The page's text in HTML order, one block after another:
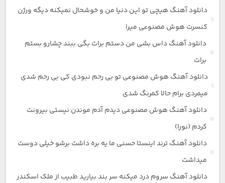
دانلود آهنگ هیچی تو این دنیا من و خوشحال نمیکنه دیگه ورژن
کنسرت هوش مصنوعی میرا
دانلود آهنگ داس بشی من دستم برات بگی ببند چشارو بستم
برات
دانلود آهنگ هوش مصنوعی تو بی رحم نبودی کی بی رحم شدی
میمردی برام حالا کمرنگ شدی
دانلود آهنگ هوش مصنوعی دیدم آدم موندن نیستی بیرونت
کردم (نورا)
دانلود آهنگ ترند اینستا حسنی ما یه بره داشت برشو خیلی دوست
میداشت
دانلود آهنگ سروم درد میکنه سر بند بیارید طبیب از ملک اسکندر